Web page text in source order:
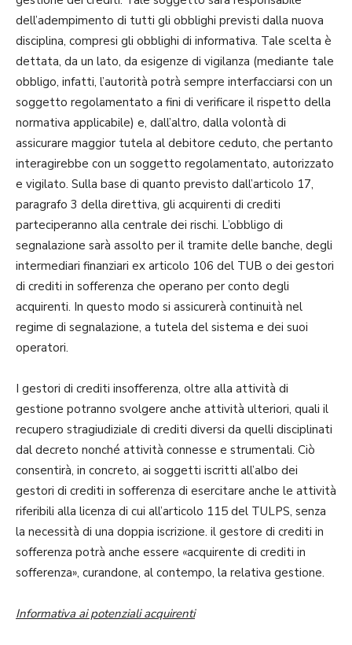
dell’adempimento di tutti gli obblighi previsti dalla nuova
disciplina, compresi gli obblighi di informativa. Tale scelta è
dettata, da un lato, da esigenze di vigilanza (mediante tale
obbligo, infatti, l’autorità potrà sempre interfacciarsi con un
soggetto regolamentato a fini di verificare il rispetto della
normativa applicabile) e, dall’altro, dalla volontà di
assicurare maggior tutela al debitore ceduto, che pertanto
interagirebbe con un soggetto regolamentato, autorizzato
e vigilato. Sulla base di quanto previsto dall’articolo 17,
paragrafo 3 della direttiva, gli acquirenti di crediti
parteciperanno alla centrale dei rischi. L’obbligo di
segnalazione sarà assolto per il tramite delle banche, degli
intermediari finanziari ex articolo 106 del TUB o dei gestori
di crediti in sofferenza che operano per conto degli
acquirenti. In questo modo si assicurerà continuità nel
regime di segnalazione, a tutela del sistema e dei suoi
operatori.
I gestori di crediti insofferenza, oltre alla attività di
gestione potranno svolgere anche attività ulteriori, quali il
recupero stragiudiziale di crediti diversi da quelli disciplinati
dal decreto nonché attività connesse e strumentali. Ciò
consentirà, in concreto, ai soggetti iscritti all’albo dei
gestori di crediti in sofferenza di esercitare anche le attività
riferibili alla licenza di cui all’articolo 115 del TULPS, senza
la necessità di una doppia iscrizione. il gestore di crediti in
sofferenza potrà anche essere «acquirente di crediti in
sofferenza», curandone, al contempo, la relativa gestione.
Informativa ai potenziali acquirenti